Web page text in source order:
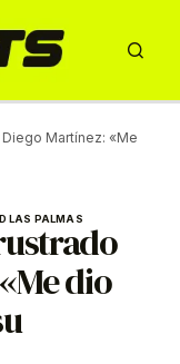
Martínez: «Me
LAS PALMAS
dio